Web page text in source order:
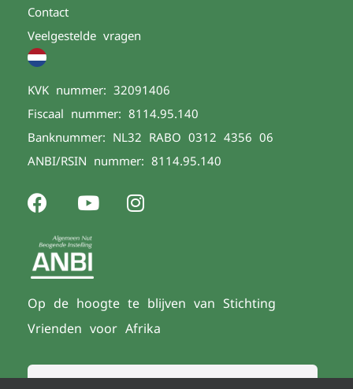
Contact
Veelgestelde vragen
KVK nummer: 32091406
Fiscaal nummer: 8114.95.140
Banknummer: NL32 RABO 0312 4356 06
ANBI/RSIN nummer: 8114.95.140
Op de hoogte te blijven van Stichting
Vrienden voor Afrika